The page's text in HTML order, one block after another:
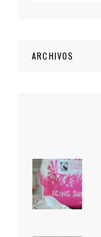
ARCHIVOS